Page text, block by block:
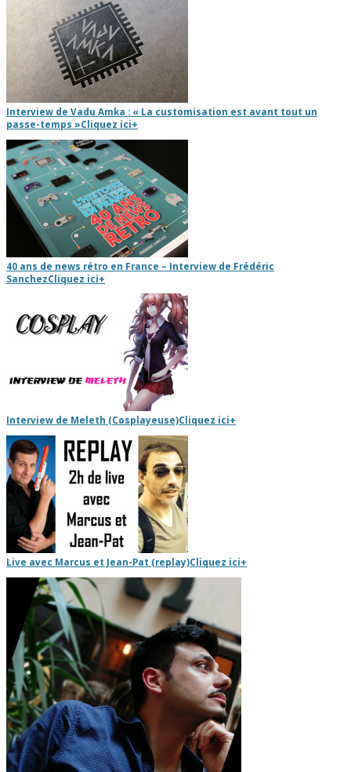
Interview de Vadu Amka : « La customisation est avant tout un
passe-temps »Cliquez ici+
40 ans de news rétro en France – Interview de Frédéric
SanchezCliquez ici+
Interview de Meleth (Cosplayeuse)Cliquez ici+
Live avec Marcus et Jean-Pat (replay)Cliquez ici+